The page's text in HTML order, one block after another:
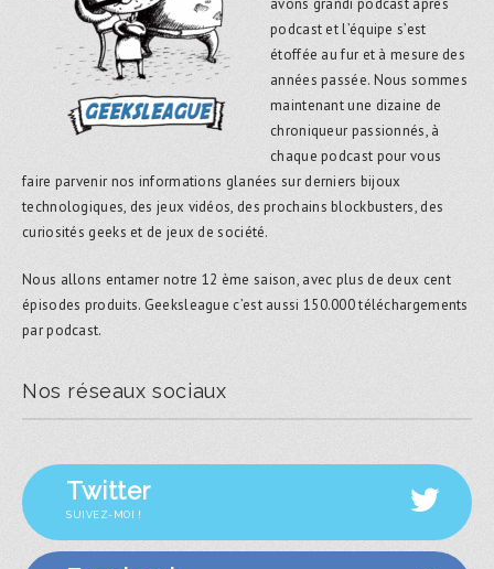
avons grandi podcast après
podcast et l’équipe s’est
étoffée au fur et à mesure des
années passée. Nous sommes
maintenant une dizaine de
chroniqueur passionnés, à
chaque podcast pour vous
faire parvenir nos informations glanées sur derniers bijoux
technologiques, des jeux vidéos, des prochains blockbusters, des
curiosités geeks et de jeux de société.
Nous allons entamer notre 12 ème saison, avec plus de deux cent
épisodes produits. Geeksleague c’est aussi 150.000 téléchargements
par podcast.
Nos réseaux sociaux
Twitter
SUIVEZ-MOI !